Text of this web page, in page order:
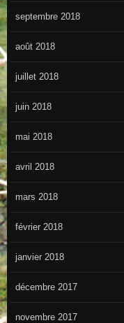
septembre 2018
août 2018
juillet 2018
juin 2018
mai 2018
avril 2018
mars 2018
février 2018
janvier 2018
décembre 2017
novembre 2017